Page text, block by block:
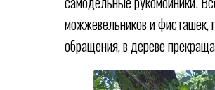
можжевельников и фисташек,
обращения, в дереве